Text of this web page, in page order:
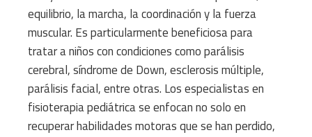
equilibrio, la marcha, la coordinación y la fuerza
muscular. Es particularmente beneficiosa para
tratar a niños con condiciones como parálisis
cerebral, síndrome de Down, esclerosis múltiple,
parálisis facial, entre otras. Los especialistas en
fisioterapia pediátrica se enfocan no solo en
recuperar habilidades motoras que se han perdido,